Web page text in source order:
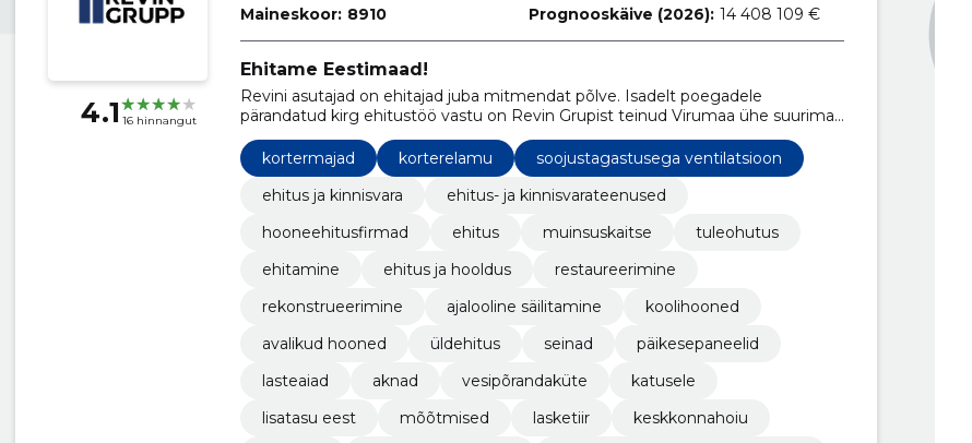
4.1 16 hinnangut
Maineskoor: 8910
Prognooskäive (2026): 14 408 109 €
Ehitame Eestimaad!
Revini asutajad on ehitajad juba mitmendat põlve. Isadelt poegadele
pärandatud kirg ehitustöö vastu on Revin Grupist teinud Virumaa ühe suurima
ehitusettevõtte.
kortermajad
korterelamu
soojustagastusega ventilatsioon
ehitus ja kinnisvara
ehitus- ja kinnisvarateenused
hooneehitusfirmad
ehitus muinsuskaitse
tuleohutus
ehitamine
ehitus ja hooldus
restaureerimine
rekonstrueerimine
ajalooline säilitamine
koolihooned
avalikud hooned
üldehitus seinad
päikesepaneelid
lasteaiad
aknad vesipõrandaküte
katusele
lisatasu eest
mõõtmised lasketiir
keskkonnahoiu